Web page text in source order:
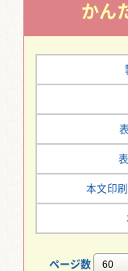
かん
本文印
ページ数